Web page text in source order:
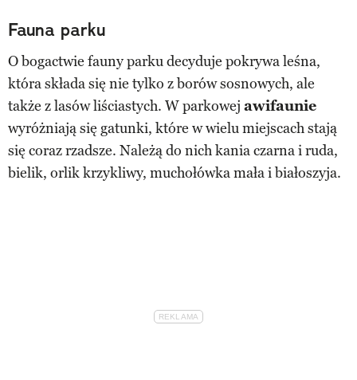
Fauna parku
O bogactwie fauny parku decyduje pokrywa leśna,
która składa się nie tylko z borów sosnowych, ale
także z lasów liściastych. W parkowej awifaunie
wyróżniają się gatunki, które w wielu miejscach stają
się coraz rzadsze. Należą do nich kania czarna i ruda,
bielik, orlik krzykliwy, muchołówka mała i białoszyja.